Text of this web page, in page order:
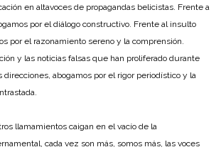
en altavoces de propagandas belicistas. Frente a
por el diálogo constructivo. Frente al insulto
por el razonamiento sereno y la comprensión.
y las noticias falsas que han proliferado durante
direcciones, abogamos por el rigor periodístico y la
llamamientos caigan en el vacío de la
cada vez son más, somos más, las voces